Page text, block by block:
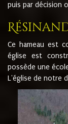
puis par décision
Ce hameau est
église est
possède une
L'église de notre